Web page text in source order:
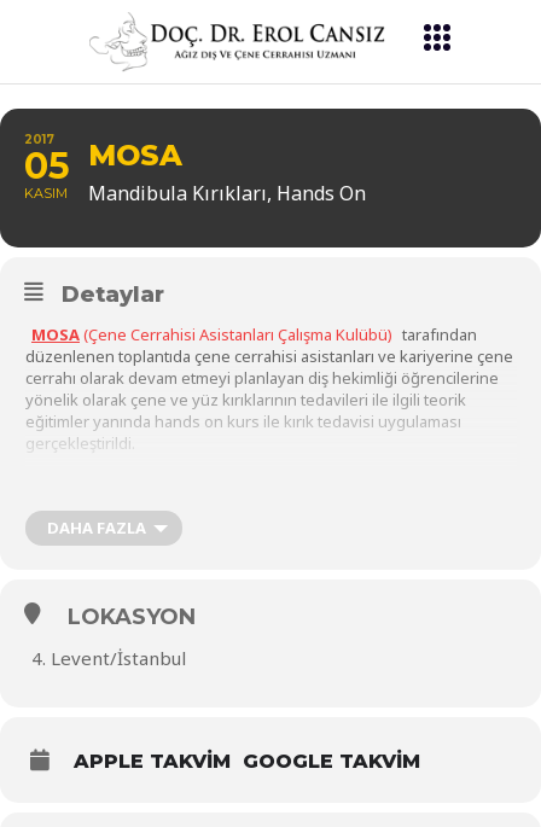
2017
05
KASIM
MOSA
Mandibula Kırıkları, Hands On
Detaylar
MOSA(Çene Cerrahisi Asistanları Çalışma Kulübü) tarafından
düzenlenen toplantıda çene cerrahisi asistanları ve kariyerine çene
cerrahı olarak devam etmeyi planlayan diş hekimliği öğrencilerine
yönelik olarak çene ve yüz kırıklarının tedavileri ile ilgili teorik
eğitimler yanında hands on kurs ile kırık tedavisi uygulaması
gerçekleştirildi.
DAHA FAZLA
LOKASYON
4. Levent/İstanbul
APPLE TAKVIM GOOGLE TAKVIM